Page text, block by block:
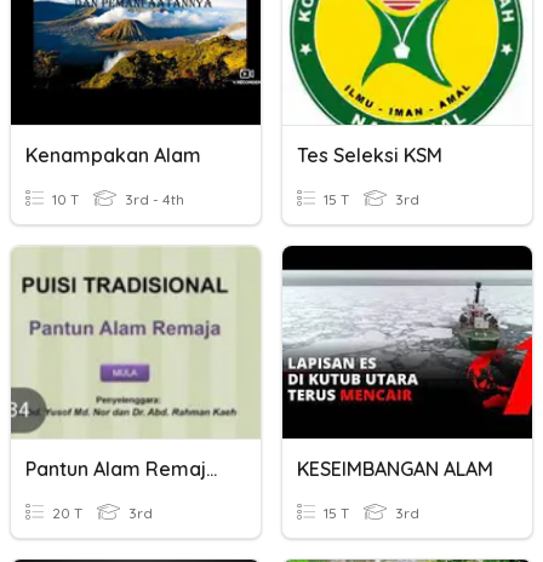
Kenampakan Alam
10 T 3rd - 4th
Tes Seleksi KSM
15 T 3rd
Pantun Alam Remaja Tingkatan 2
20 T 3rd
KESEIMBANGAN ALAM
15 T 3rd